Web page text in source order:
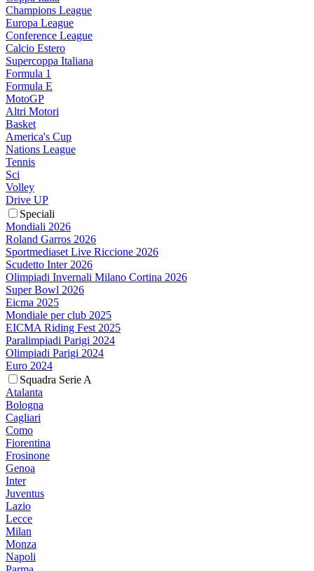
Champions League
Europa League
Conference League
Calcio Estero
Supercoppa Italiana
Formula 1
Formula E
MotoGP
Altri Motori
Basket
America's Cup
Nations League
Tennis
Sci
Volley
Drive UP
Speciali
Mondiali 2026
Roland Garros 2026
Sportmediaset Live Riccione 2026
Scudetto Inter 2026
Olimpiadi Invernali Milano Cortina 2026
Super Bowl 2026
Eicma 2025
Mondiale per club 2025
EICMA Riding Fest 2025
Paralimpiadi Parigi 2024
Olimpiadi Parigi 2024
Euro 2024
Squadra Serie A
Atalanta
Bologna
Cagliari
Como
Fiorentina
Frosinone
Genoa
Inter
Juventus
Lazio
Lecce
Milan
Monza
Napoli